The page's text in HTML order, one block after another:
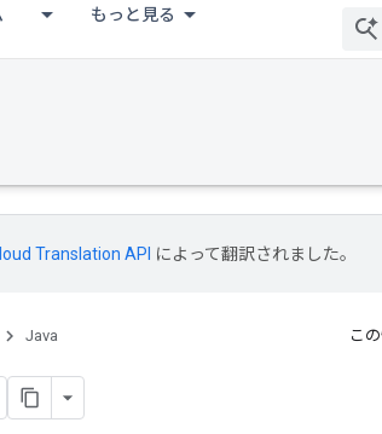
もっと見る
Translation API によって翻訳されました。
Java こ